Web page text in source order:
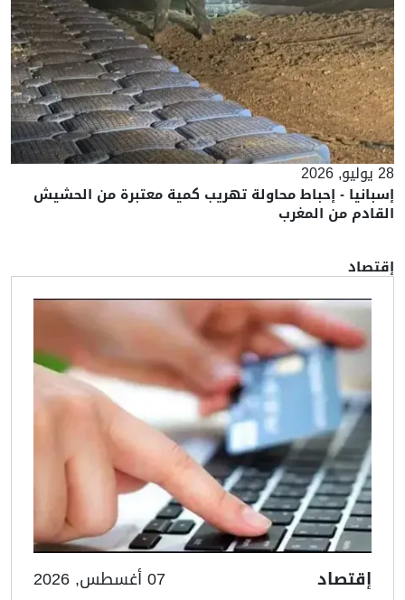
28 يوليو, 2026
إسبانيا - إحباط محاولة تهريب كمية معتبرة من الحشيش
القادم من المغرب
إقتصاد
إقتصاد 07 أغسطس, 2026